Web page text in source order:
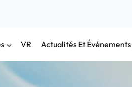
VR Actualités Et Événements